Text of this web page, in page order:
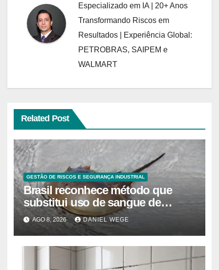
Especializado em IA | 20+ Anos
Transformando Riscos em
Resultados | Experiência Global:
PETROBRAS, SAIPEM e
WALMART
Related Post
GESTÃO DE RISCOS E SEGURANÇA INDUSTRIAL
Brasil reconhece método que
substitui uso de sangue de
caranguejo-ferradura em testes
farmacêuticos
AGO 8, 2026 DANIEL WEGE